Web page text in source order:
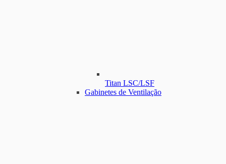
Titan LSC/LSF
Gabinetes de Ventilação